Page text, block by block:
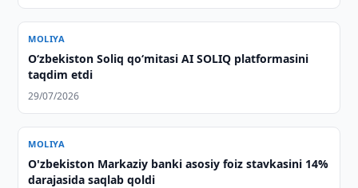
MOLIYA
O‘zbekiston Soliq qo‘mitasi AI SOLIQ platformasini
taqdim etdi
29/07/2026
MOLIYA
O'zbekiston Markaziy banki asosiy foiz stavkasini 14%
darajasida saqlab qoldi